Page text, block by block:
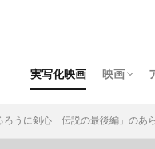
実写化映画 映画
ろうに剣心 伝説の最後編」のあ